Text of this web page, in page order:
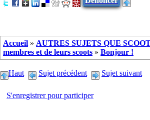
Accueil » AUTRES SUJETS QUE
membres et de leurs scoots » Bonjour !
Haut Sujet précédent Sujet suivant
S'enregistrer pour participer